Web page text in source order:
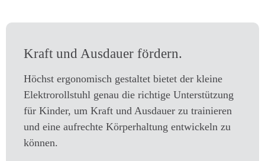
Kraft und Ausdauer fördern.
Höchst ergonomisch gestaltet bietet der kleine
Elektrorollstuhl genau die richtige Unterstützung
für Kinder, um Kraft und Ausdauer zu trainieren
und eine aufrechte Körperhaltung entwickeln zu
können.